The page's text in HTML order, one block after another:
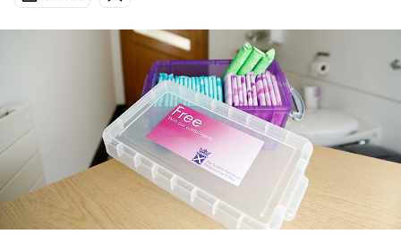
NEWSLETTER
I MIEI PREFERITI